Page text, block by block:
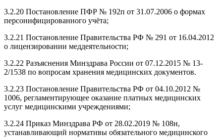
3.2.20 Постановление ПФР № 192п от 31.07.2006 о формах
персонифицированного учёта;
3.2.21 Постановление Правительства РФ № 291 от 16.04.2012
о лицензировании меддеятельности;
3.2.22 Разъяснения Минздрава России от 07.12.2015 № 13-
2/1538 по вопросам хранения медицинских документов.
3.2.23 Постановление Правительства РФ от 04.10.2012 №
1006, регламентирующее оказание платных медицинских
услуг медицинскими учреждениями;
3.2.24 Приказ Минздрава РФ от 28.02.2019 № 108н,
устанавливающий нормативы обязательного медицинского